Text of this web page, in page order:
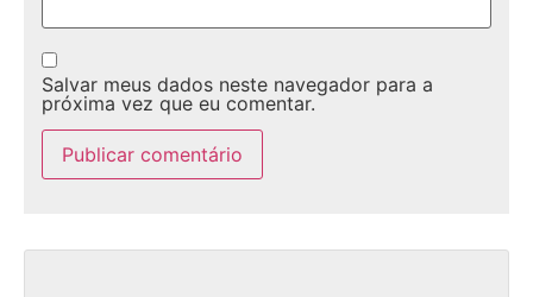
Salvar meus dados neste navegador para a
próxima vez que eu comentar.